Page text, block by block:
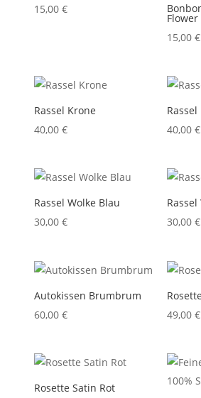
15,00€
Flower
15,00 €
Rassel Krone
40,00€
40,00 €
Rassel Wolke Blau
30,00€
Rassel
30,00 €
Autokissen Brumbrum
60,00€
49,00 €
Rosette Satin Rot